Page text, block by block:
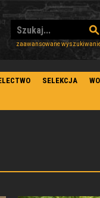
zaawansowane
SELEKCJA